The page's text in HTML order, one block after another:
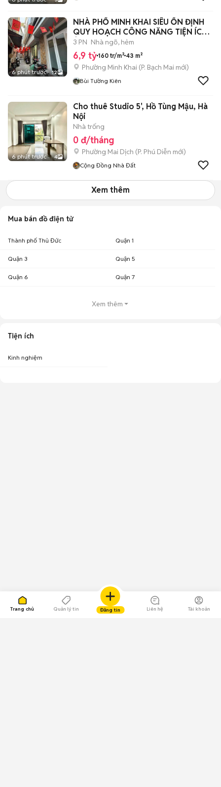
Trang chủ Quản lý tin Đăng tin Liên hệ Tài khoản
6 phút trước 12
NHÀ PHỐ MINH KHAI SIÊU ỔN ĐỊNH
QUY HOẠCH CÔNG NĂNG TIỆN ÍCH
Ở NGAY.
3 PN Nhà ngõ, hẻm
6,9 tỷ 160 tr/m² 43 m²
Phường Minh Khai (P. Bạch Mai mới)
Bùi Tường Kiên
6 phút trước 4
Cho thuê Studio 5', Hồ Tùng Mậu, Hà
Nội
Nhà trống
0 đ/tháng
Phường Mai Dịch (P. Phú Diễn mới)
Cộng Đồng Nhà Đất
Xem thêm
Mua bán đồ điện tử
Thành phố Thủ Đức Quận 1
Quận 3 Quận 5
Quận 6 Quận 7
Xem thêm
Tiện ích
Kinh nghiệm